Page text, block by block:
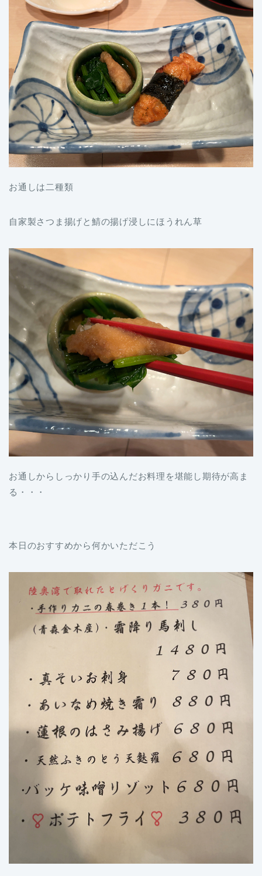
お通しは二種類
自家製さつま揚げと鯖の揚げ浸しにほうれん草
お通しからしっかり手の込んだお料理を堪能し期待が高ま
る・・・
本日のおすすめから何かいただこう